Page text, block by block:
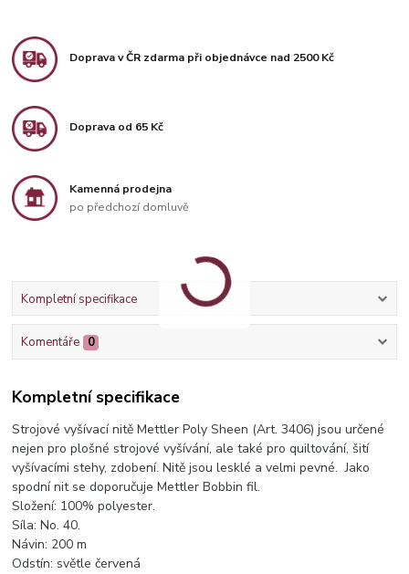
Doprava v ČR zdarma při objednávce nad 2500 Kč
Doprava od 65 Kč
Kamenná prodejna
po předchozí domluvě
Kompletní specifikace
Komentáře 0
Kompletní specifikace
Strojové vyšívací nitě Mettler Poly Sheen (Art. 3406) jsou určené
nejen pro plošné strojové vyšívání, ale také pro quiltování, šití
vyšívacími stehy, zdobení. Nitě jsou lesklé a velmi pevné. Jako
spodní nit se doporučuje Mettler Bobbin fil.
Složení: 100% polyester.
Síla: No. 40.
Návin: 200 m
Odstín: světle červená